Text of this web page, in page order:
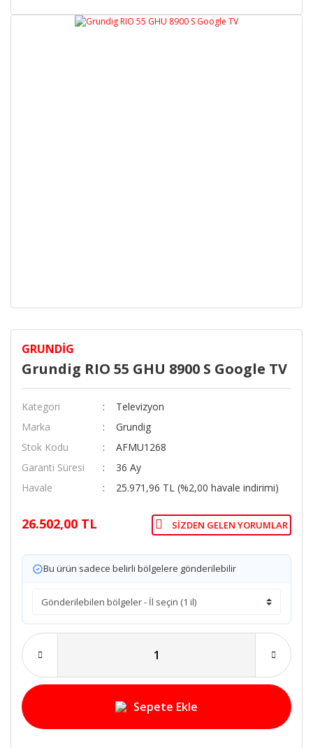
GRUNDIG
Grundig RIO 55 GHU 8900 S Google TV
Kategori
Televizyon
Marka
Grundig
Stok Kodu
AFMU1268
Garanti Süresi
36 Ay
Havale
25.971,96 TL (%2,00 havale indirimi)
26.502,00 TL SIZDEN GELEN YORUMLAR
Bu ürün sadece belirli bölgelere gönderilebilir
Sepete Ekle